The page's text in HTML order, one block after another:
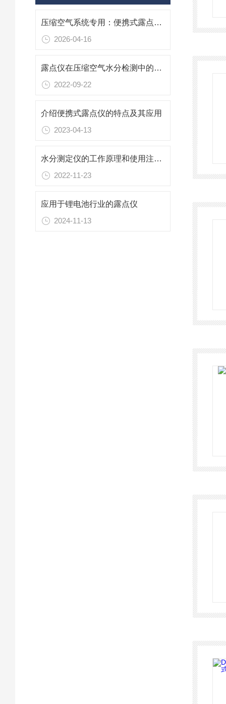
压缩空气系统专用：便携式露点仪在空压机后处理设备效能检测中的作用
2026-04-16
露点仪在压缩空气水分检测中的应用
2022-09-22
介绍便携式露点仪的特点及其应用
2023-04-13
水分测定仪的工作原理和使用注意事项
2022-11-23
应用于锂电池行业的露点仪
2024-11-13